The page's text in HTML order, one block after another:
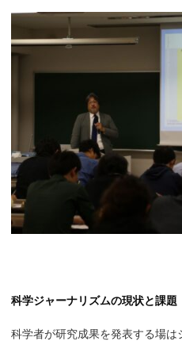
科学ジャーナリズムの現状と課題
科学者が研究成果を発表する場